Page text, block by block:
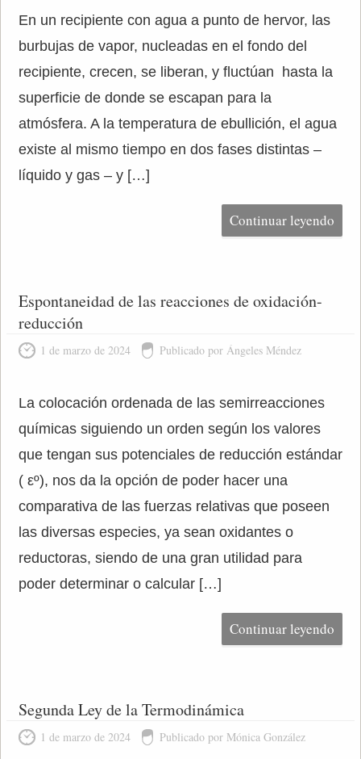
En un recipiente con agua a punto de hervor, las
burbujas de vapor, nucleadas en el fondo del
recipiente, crecen, se liberan, y fluctúan hasta la
superficie de donde se escapan para la
atmósfera. A la temperatura de ebullición, el agua
existe al mismo tiempo en dos fases distintas –
líquido y gas – y […]
Continuar leyendo
Espontaneidad de las reacciones de oxidación-
reducción
1 de marzo de 2024 Publicado por Ángeles Méndez
La colocación ordenada de las semirreacciones
químicas siguiendo un orden según los valores
que tengan sus potenciales de reducción estándar
( εº), nos da la opción de poder hacer una
comparativa de las fuerzas relativas que poseen
las diversas especies, ya sean oxidantes o
reductoras, siendo de una gran utilidad para
poder determinar o calcular […]
Continuar leyendo
Segunda Ley de la Termodinámica
1 de marzo de 2024 Publicado por Mónica González